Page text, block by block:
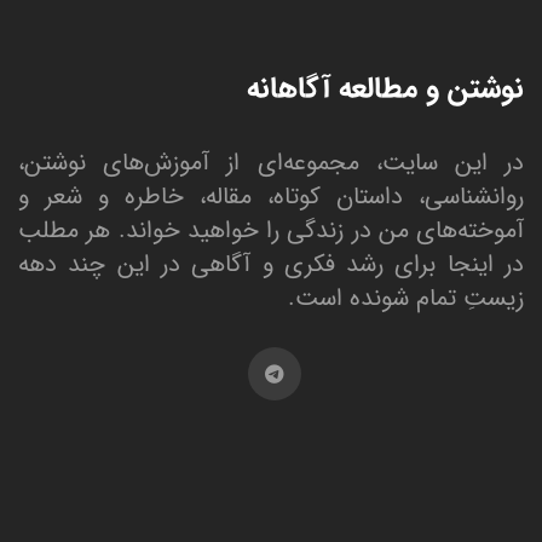
نوشتن و مطالعه آگاهانه
در این سایت، مجموعه‌ای از آموزش‌های نوشتن،
روانشناسی، داستان کوتاه، مقاله، خاطره و شعر و
آموخته‌های من در زندگی را خواهید خواند. هر مطلب
در اینجا برای رشد فکری و آگاهی در این چند دهه
زیستِ تمام شونده است.